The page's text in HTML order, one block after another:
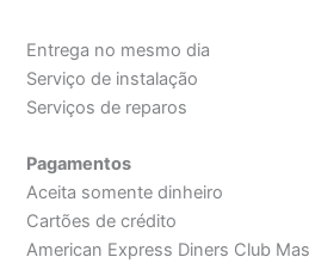
Entrega no mesmo dia
Serviço de instalação
Serviços de reparos
Pagamentos
Aceita somente dinheiro
Cartões de crédito
American Express Diners Club